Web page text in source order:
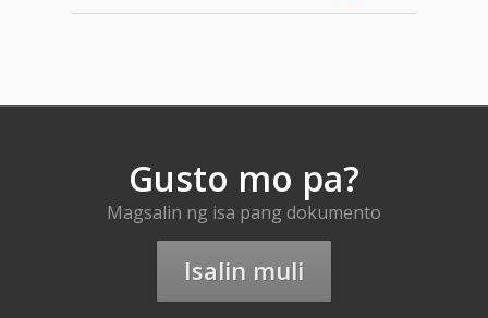
Gusto mo pa?
Magsalin ng isa pang dokumento
Isalin muli